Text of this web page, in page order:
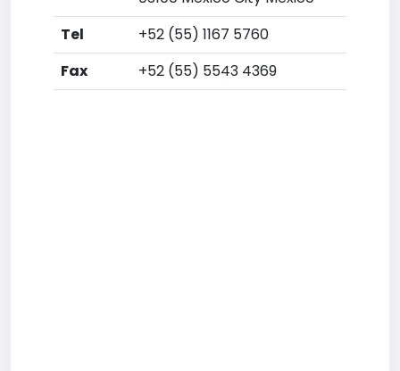
Tel
+52 (55) 1167 5760
Fax
+52 (55) 5543 4369